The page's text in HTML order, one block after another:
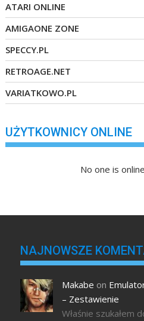
ATARI ONLINE
AMIGAONE ZONE
SPECCY.PL
RETROAGE.NET
VARIATKOWO.PL
UŻYTKOWNICY ONLINE
No one is
NAJNOWSZE
Makabe on
– Zestawienie
Właśnie szukałem